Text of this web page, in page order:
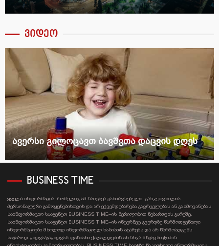
ვიდეო
ავერსი გილოცავთ ბავშვთა დაცვის დღეს
BUSINESS TIME
ყველა ინფორმაცია, რომელიც ამ საიტზეა განთავსებული, განკუთვნილია
პერსონალური გამოყენებისთვის და არ ექვემდებარება გავრცელებას ან გახმოვანებას
საინფორმაციო სააგენტო BUSINESS TIME–ის წერილობით ნებართვის გარეშე.
საინფორმაციო სააგენტო BUSINESS TIME–ის ინტერნეტ გვერდზე წარმოდგენილი
ინფორმაციები მხოლოდ ინფორმაციულ ხასიათს ატარებს და არ წარმოადგენს
საჯაროდ ყიდვა/გაყიდვას ფასიანი ქაღალდების ან სხვა მსგავსი ტიპის